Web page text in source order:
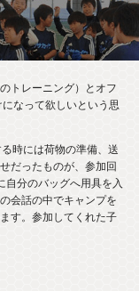
トレーニング）とオフ
なって欲しいという思
時には荷物の準備、送
だったものが、参加回
分のバッグへ用具を入
会話の中でキャンプを
す。参加してくれた子